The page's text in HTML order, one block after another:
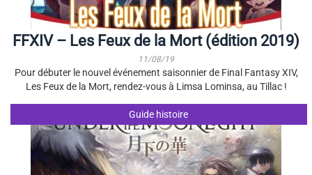
FFXIV – Les Feux de la Mort (édition 2019)
11/08/19
Pour débuter le nouvel événement saisonnier de Final Fantasy XIV,
Les Feux de la Mort, rendez-vous à Limsa Lominsa, au Tillac !
Guide histoire